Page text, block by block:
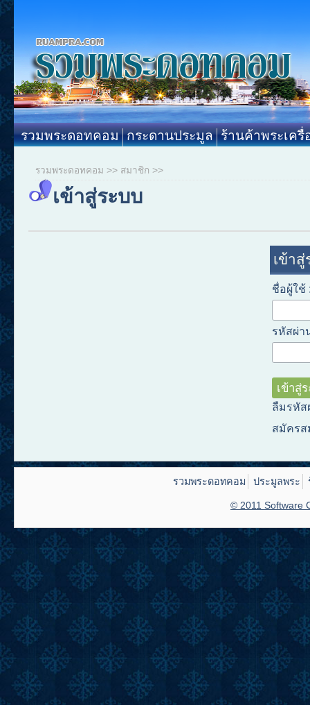
รวมพระดอทคอม กระดานประมูล ร้านค้าพระเครื่
รวมพระดอทคอม >> สมาชิก >>
เข้าสู่ระบบ
เข้าสู่
ชื่อผู้ใช้
รหัสผ่า
ลืมรหัส
สมัคร
รวมพระดอทคอม ประมูลพระ
© 2011 Software